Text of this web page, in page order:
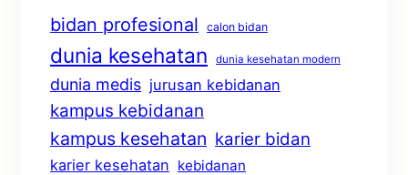
bidan profesional calon bidan
dunia kesehatan dunia kesehatan modern
dunia medis jurusan kebidanan
kampus kebidanan
kampus kesehatan karier bidan
karier kesehatan kebidanan